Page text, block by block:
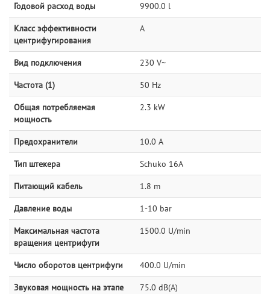
Годовой расход воды 9900.0 l
Класс эффективности
центрифугирования
A
Вид подключения 230 V~
Частота (1) 50 Hz
Общая потребляемая
мощность
2.3 kW
Предохранители 10.0 A
Тип штекера Schuko 16A
Питающий кабель 1.8 m
Давление воды 1-10 bar
Максимальная частота
вращения центрифуги
1500.0 U/min
Число оборотов центрифуги 400.0 U/min
Звуковая мощность на этапе
75.0 dB(A)